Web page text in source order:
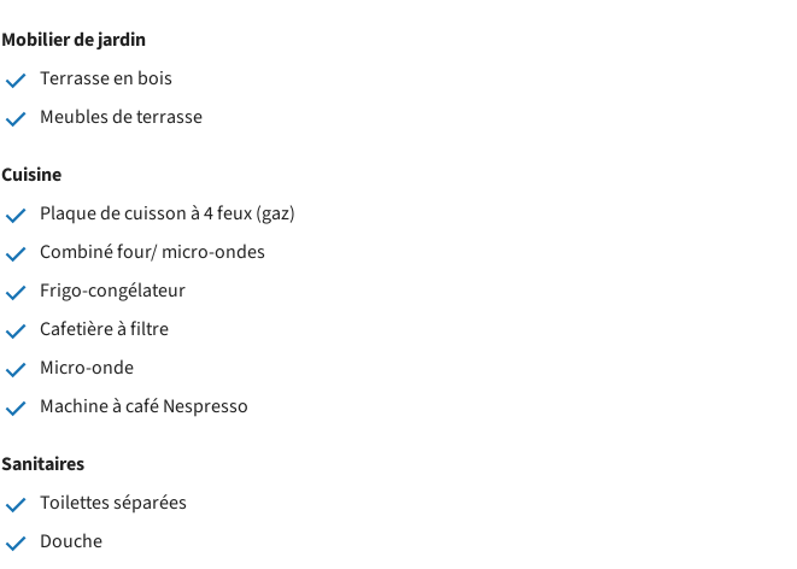
Mobilier de jardin
Terrasse en bois
Meubles de terrasse
Cuisine
Plaque de cuisson à 4 feux (gaz)
Combiné four/ micro-ondes
Frigo-congélateur
Cafetière à filtre
Micro-onde
Machine à café Nespresso
Sanitaires
Toilettes séparées
Douche